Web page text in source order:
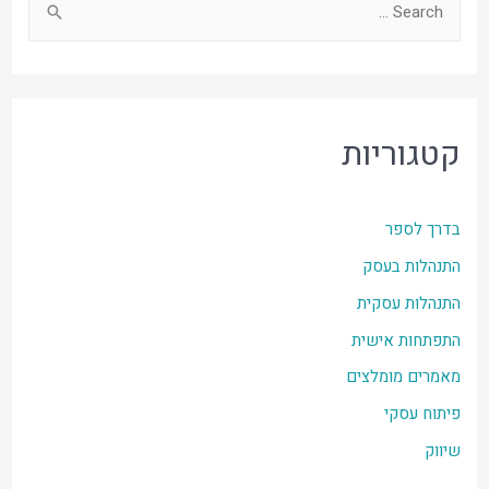
קטגוריות
בדרך לספר
התנהלות בעסק
התנהלות עסקית
התפתחות אישית
מאמרים מומלצים
פיתוח עסקי
שיווק